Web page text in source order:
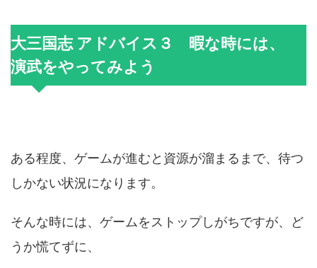
大三国志 アドバイス３ 暇な時には、
演武をやってみよう
ある程度、ゲームが進むと資源が溜まるまで、待つ
しかない状況になります。
そんな時には、ゲームをストップしがちですが、ど
うか慌てずに、